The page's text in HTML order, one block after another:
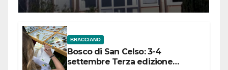
Meridionale
BRACCIANO
Bosco di San Celso: 3-4
settembre Terza edizione